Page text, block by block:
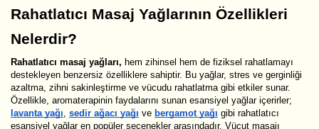
Rahatlatıcı Masaj Yağlarının Özellikleri
Nelerdir?
Rahatlatıcı masaj yağları, hem zihinsel hem de fiziksel rahatlamayı
destekleyen benzersiz özelliklere sahiptir. Bu yağlar, stres ve gerginliği
azaltma, zihni sakinleştirme ve vücudu rahatlatma gibi etkiler sunar.
Özellikle, aromaterapinin faydalarını sunan esansiyel yağlar içerirler;
lavanta yağı, sedir ağacı yağı ve bergamot yağı gibi rahatlatıcı
esansiyel yağlar en popüler seçenekler arasındadır. Vücut masajı